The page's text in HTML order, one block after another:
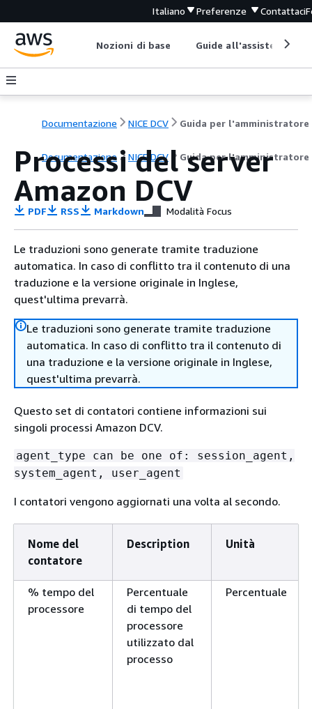
Italiano Preferenze Contattaci
Nozioni di base Guide all'assistenza
Documentazione NICE DCV Guida per l'amministratore
Documentazione NICE DCV Guida per l'amministratore
Processi del server
Amazon DCV
PDF RSS Markdown Modalità Focus
Le traduzioni sono generate tramite traduzione
automatica. In caso di conflitto tra il contenuto di una
traduzione e la versione originale in Inglese,
quest'ultima prevarrà.
Le traduzioni sono generate tramite traduzione
automatica. In caso di conflitto tra il contenuto di
una traduzione e la versione originale in Inglese,
quest'ultima prevarrà.
Questo set di contatori contiene informazioni sui
singoli processi Amazon DCV.
agent_type can be one of: session_agent,
system_agent, user_agent
I contatori vengono aggiornati una volta al secondo.
Nome del
contatore
Description Unità
% tempo del
processore
Percentuale
di tempo del
processore
utilizzato dal
processo
Percentuale